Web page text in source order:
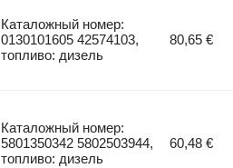
Каталожный номер:
0130101605 42574103,
топливо: дизель
80,65 €
Каталожный номер:
5801350342 5802503944,
топливо: дизель
60,48 €